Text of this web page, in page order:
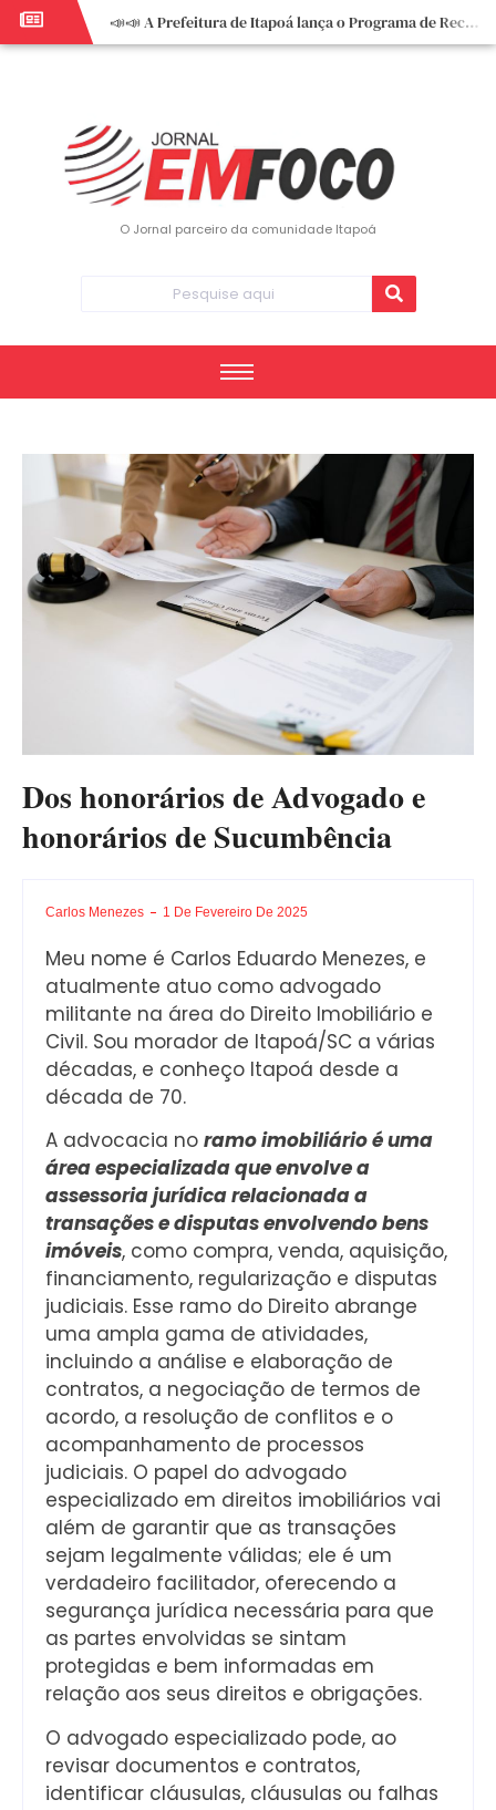
📣📣 A Prefeitura de Itapoá lança o Programa de Recuperação Fiscal (REFIS).
📢 Empreendedor do turismo, esta oportunidade é para você! Itapoá – SC.
O Jornal parceiro da comunidade Itapoá
Dos honorários de Advogado e
honorários de Sucumbência
Carlos Menezes 1 De Fevereiro De 2025
Meu nome é Carlos Eduardo Menezes, e
atualmente atuo como advogado
militante na área do Direito Imobiliário e
Civil. Sou morador de Itapoá/SC a várias
décadas, e conheço Itapoá desde a
década de 70.
A advocacia no ramo imobiliário é uma
área especializada que envolve a
assessoria jurídica relacionada a
transações e disputas envolvendo bens
imóveis, como compra, venda, aquisição,
financiamento, regularização e disputas
judiciais. Esse ramo do Direito abrange
uma ampla gama de atividades,
incluindo a análise e elaboração de
contratos, a negociação de termos de
acordo, a resolução de conflitos e o
acompanhamento de processos
judiciais. O papel do advogado
especializado em direitos imobiliários vai
além de garantir que as transações
sejam legalmente válidas; ele é um
verdadeiro facilitador, oferecendo a
segurança jurídica necessária para que
as partes envolvidas se sintam
protegidas e bem informadas em
relação aos seus direitos e obrigações.
O advogado especializado pode, ao
revisar documentos e contratos,
identificar cláusulas, cláusulas ou falhas